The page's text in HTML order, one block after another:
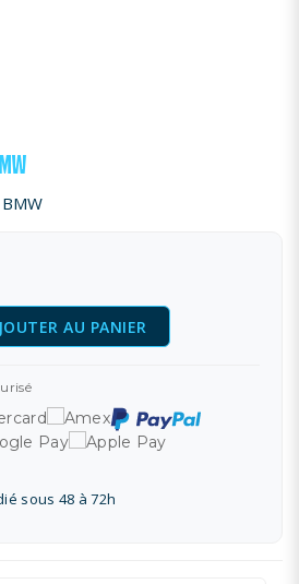
AU PANIER
sous 48 à 72h